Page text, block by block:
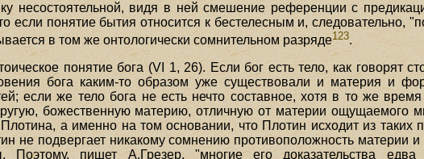
несостоятельной, видя в ней смешение референции с
если понятие бытия относится к бестелесным и, следовательно,
в том же онтологически сомнительном разряде123.
понятие бога (VI 1, 26). Если бог есть тело, как говорят
бога каким-то образом уже существовали и материя и
если же тело бога не есть нечто составное, хотя в то же
божественную материю, отличную от материи ощущаемого
а именно на том основании, что Плотин исходит из таких
не подвергает никакому сомнению противоположность материи
Поэтому, пишет А.Грезер, "многие его доказательства едва